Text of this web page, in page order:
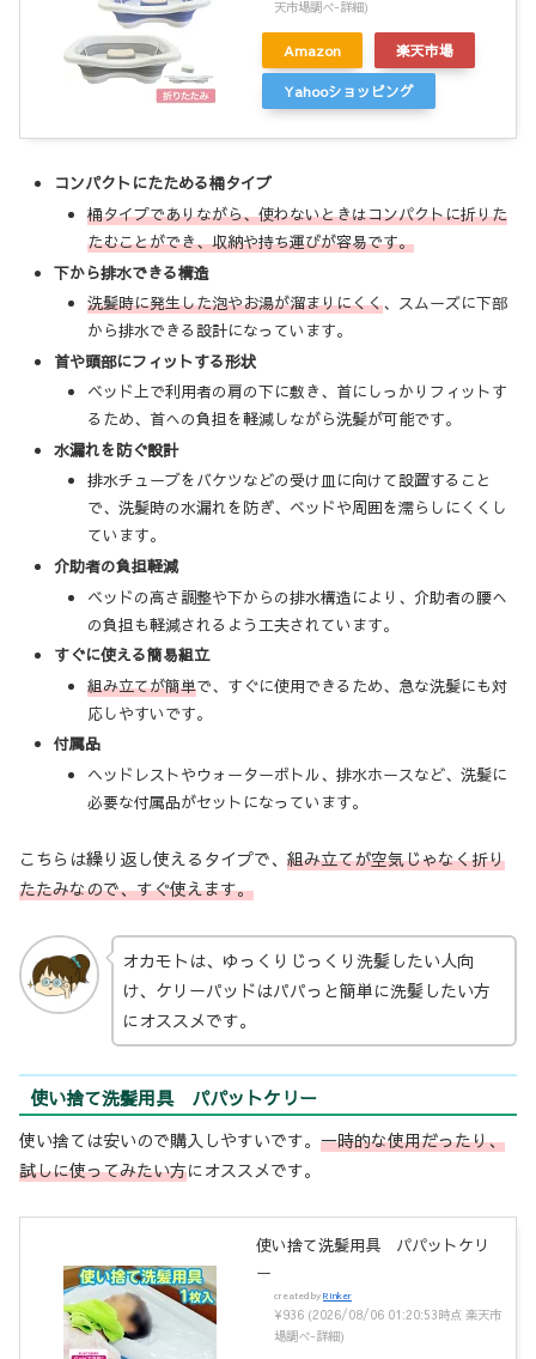
天市場調べ-詳細)
Amazon 楽天市場
Yahooショッピング
コンパクトにたためる桶タイプ
桶タイプでありながら、使わないときはコンパクトに折りた
たむことができ、収納や持ち運びが容易です。
下から排水できる構造
洗髪時に発生した泡やお湯が溜まりにくく、スムーズに下部
から排水できる設計になっています。
首や頭部にフィットする形状
ベッド上で利用者の肩の下に敷き、首にしっかりフィットす
るため、首への負担を軽減しながら洗髪が可能です。
水漏れを防ぐ設計
排水チューブをバケツなどの受け皿に向けて設置すること
で、洗髪時の水漏れを防ぎ、ベッドや周囲を濡らしにくくし
ています。
介助者の負担軽減
ベッドの高さ調整や下からの排水構造により、介助者の腰へ
の負担も軽減されるよう工夫されています。
すぐに使える簡易組立
組み立てが簡単で、すぐに使用できるため、急な洗髪にも対
応しやすいです。
付属品
ヘッドレストやウォーターボトル、排水ホースなど、洗髪に
必要な付属品がセットになっています。
こちらは繰り返し使えるタイプで、 組み立てが空気じゃなく折り
たたみなので、すぐ使えます。
オカモトは、ゆっくりじっくり洗髪したい人向
け、ケリーパッドはパパっと簡単に洗髪したい方
にオススメです。
使い捨て洗髪用具 パパットケリー
使い捨ては安いので購入しやすいです。 一時的な使用だったり、
試しに使ってみたい方にオススメです。
使い捨て洗髪用具 パパットケリ
ー
created byRinker
¥936 (2026/08/06 01:20:53時点 楽天市
場調べ-詳細)